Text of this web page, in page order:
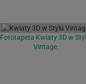
Fototapeta Kwiaty 3D w
Vintage